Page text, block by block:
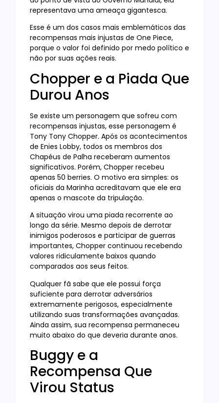
representava uma ameaça gigantesca.
Esse é um dos casos mais emblemáticos das
recompensas mais injustas de One Piece,
porque o valor foi definido por medo político e
não por suas ações reais.
Chopper e a Piada Que
Durou Anos
Se existe um personagem que sofreu com
recompensas injustas, esse personagem é
Tony Tony Chopper. Após os acontecimentos
de Enies Lobby, todos os membros dos
Chapéus de Palha receberam aumentos
significativos. Porém, Chopper recebeu
apenas 50 berries. O motivo era simples: os
oficiais da Marinha acreditavam que ele era
apenas o mascote da tripulação.
A situação virou uma piada recorrente ao
longo da série. Mesmo depois de derrotar
inimigos poderosos e participar de guerras
importantes, Chopper continuou recebendo
valores ridiculamente baixos quando
comparados aos seus feitos.
Qualquer fã sabe que ele possui força
suficiente para derrotar adversários
extremamente perigosos, especialmente
utilizando suas transformações avançadas.
Ainda assim, sua recompensa permaneceu
muito abaixo do que deveria durante anos.
Buggy e a
Recompensa Que
Virou Status